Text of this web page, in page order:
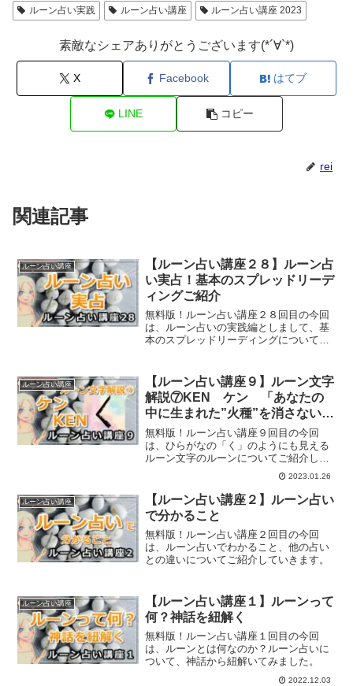
ルーン占い実践
ルーン占い講座 ルーン占い講座 2023
素敵なシェアありがとうございます(*´∀`*)
X Facebook はてブ
LINE コピー
rei
関連記事
ルーン占い講座
【ルーン占い講座２８】ルーン占
い実占！基本のスプレッドリーデ
ィングご紹介
無料版！ルーン占い講座２８回目の今回
は、ルーン占いの実践編としまして、基
本のスプレッドリーディングについてご
ルーン占い講座
【ルーン占い講座９】ルーン文字
解説⑦KEN ケン 「あなたの
中に生まれた”火種”を消さない
で！」
無料版！ルーン占い講座９回目の今回
は、ひらがなの「く」のようにも見える
ルーン文字のルーンについてご紹介して
2023.01.26
ルーン占い講座
【ルーン占い講座２】ルーン占い
で分かること
無料版！ルーン占い講座２回目の今回
は、ルーン占いでわかること、他の占い
との違いについてご紹介していきます。
ルーン占い講座
【ルーン占い講座１】ルーンって
何？神話を紐解く
無料版！ルーン占い講座１回目の今回
は、ルーンとは何なのか？ルーン占いに
ついて、神話から紐解いてみました。
2022.12.03